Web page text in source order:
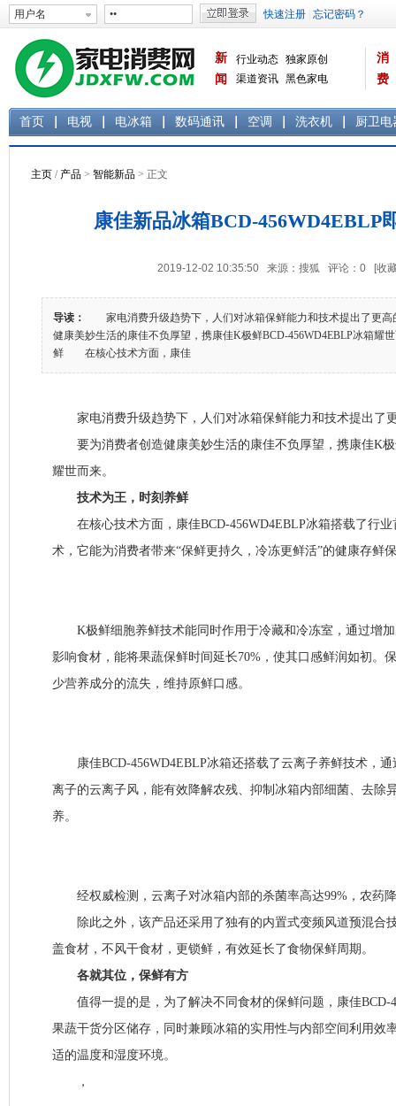
新
闻
行业动态 独家原创
渠道资讯 黑色家电
消
费
首页 电视 电冰箱 数码通讯 空调 洗衣机 厨卫电
主页 / 产品 > 智能新品 > 正文
康佳新品冰箱BCD-456WD4EBLP
2019-12-02 10:35:50 来源：搜狐 评论： 0 [收
导读：
家电消费升级趋势下，人们对冰箱保鲜能力和技术提出了更
健康美妙生活的康佳不负厚望，携康佳K极鲜BCD-456WD4EBLP冰箱
鲜 在核心技术方面，康佳
家电消费升级趋势下，人们对冰箱保鲜能力和技术提出了
要为消费者创造健康美妙生活的康佳不负厚望，携康佳K极
耀世而来。
技术为王，时刻养鲜
在核心技术方面，康佳BCD-456WD4EBLP冰箱搭载了行业
术，它能为消费者带来“保鲜更持久，冷冻更鲜活”的健康存鲜
K极鲜细胞养鲜技术能同时作用于冷藏和冷冻室，通过增加
影响食材，能将果蔬保鲜时间延长70%，使其口感鲜润如初。
少营养成分的流失，维持原鲜口感。
康佳BCD-456WD4EBLP冰箱还搭载了云离子养鲜技术，通
离子的云离子风，能有效降解农残、抑制冰箱内部细菌、去除
养。
经权威检测，云离子对冰箱内部的杀菌率高达99%，农药
除此之外，该产品还采用了独有的内置式变频风道预混合技
盖食材，不风干食材，更锁鲜，有效延长了食物保鲜周期。
各就其位，保鲜有方
值得一提的是，为了解决不同食材的保鲜问题，康佳BCD-
果蔬干货分区储存，同时兼顾冰箱的实用性与内部空间利用效
适的温度和湿度环境。
，